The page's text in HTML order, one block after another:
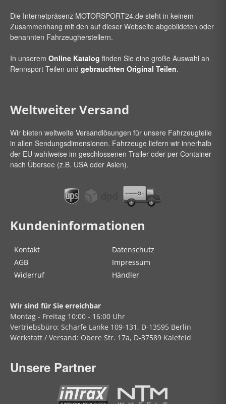
Die Internetpräsenz MOTORSPORT24.de steht in keinem
Zusammenhang mit den auf dieser Webseite abgebildeten oder
benannten Fahrzeugherstellern.
In unserem Online Katalog finden Sie eine große Auswahl an
Rennsport Teilen und gebrauchten Original Teilen.
Weltweiter Versand
Wir bieten weltweite Versandlösungen für unsere Fahrzeugteile
in allen Sendungsdimensionen. Fahrzeuge liefern wir innerhalb
der EU wahlweise im geschlossenen Trailer oder per Container
nach Übersee (z.B. USA oder Asien).
Kundeninformationen
Kontakt
Datenschutz
AGB
Impressum
Widerruf
Händler
Wir sind für Sie erreichbar
Montag - Freitag 10:00 - 16:00 Uhr
Vertriebsbüro: Scharfe Lanke 109-131, D-13595 Berlin
Werkstatt / Versand: Obere Str. 17a, D-37589 Kalefeld
Unsere Partner